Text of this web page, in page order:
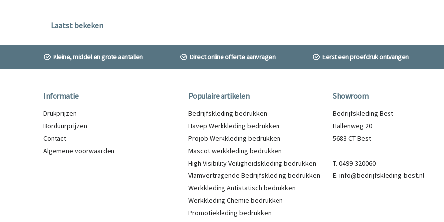
Laatst bekeken
Kleine, middel en grote aantallen Direct online offerte aanvragen Eerst een proefdruk ontvangen
Informatie
Drukprijzen
Borduurprijzen
Contact
Algemene voorwaarden
Populaire artikelen
Bedrijfskleding bedrukken
Havep Werkkleding bedrukken
Projob Werkkleding bedrukken
Mascot werkkleding bedrukken
High Visibility Veiligheidskleding bedrukken
Vlamvertragende Bedrijfskleding bedrukken
Werkkleding Antistatisch bedrukken
Werkkleding Chemie bedrukken
Promotiekleding bedrukken
Showroom
Bedrijfskleding Best
Hallenweg 20
5683 CT Best
T. 0499-320060
E. info@bedrijfskleding-best.nl